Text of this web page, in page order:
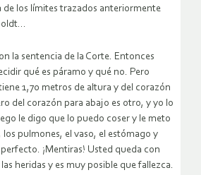
los límites trazados anteriormente
la sentencia de la Corte. Entonces
qué es páramo y qué no. Pero
1,70 metros de altura y del corazón
del corazón para abajo es otro, y yo lo
le digo que lo puedo coser y le meto
los pulmones, el vaso, el estómago y
¡Mentiras! Usted queda con
heridas y es muy posible que fallezca.